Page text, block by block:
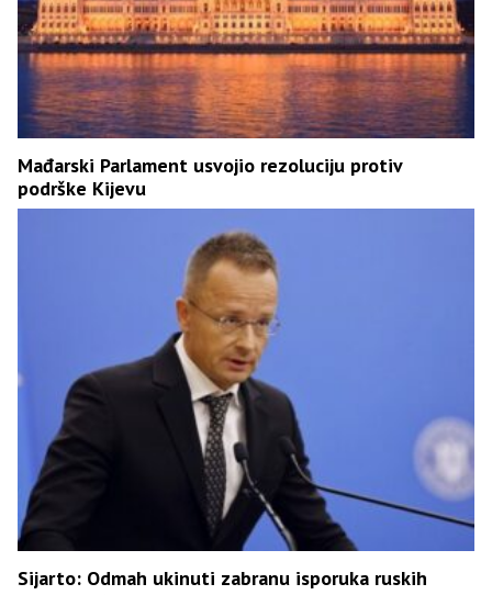
Mađarski Parlament usvojio rezoluciju protiv
podrške Kijevu
Sijarto: Odmah ukinuti zabranu isporuka ruskih